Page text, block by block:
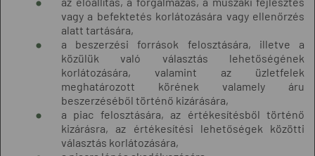
vagy a befektetés korlátozására vagy ellenőrzés
alatt tartására,
a beszerzési források felosztására, illetve a
közülük való választás lehetőségének
korlátozására, valamint az üzletfelek
meghatározott körének valamely áru
beszerzéséből történő kizárására,
a piac felosztására, az értékesítésből történő
kizárásra, az értékesítési lehetőségek közötti
választás korlátozására,